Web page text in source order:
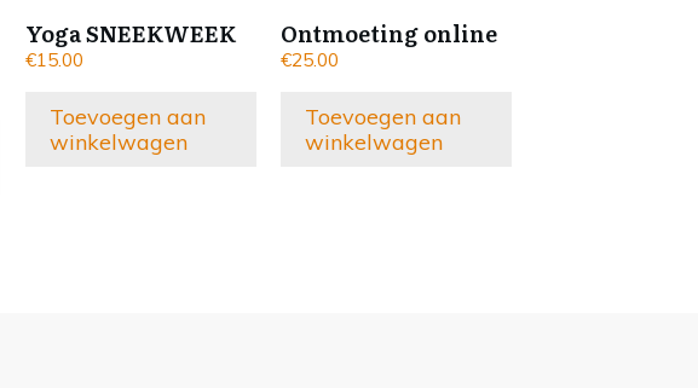
Yoga SNEEKWEEK
€15.00
Toevoegen aan
winkelwagen
Ontmoeting online
€25.00
Toevoegen aan
winkelwagen